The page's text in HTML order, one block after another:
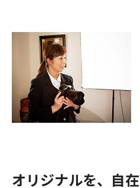
オリジナルを、自